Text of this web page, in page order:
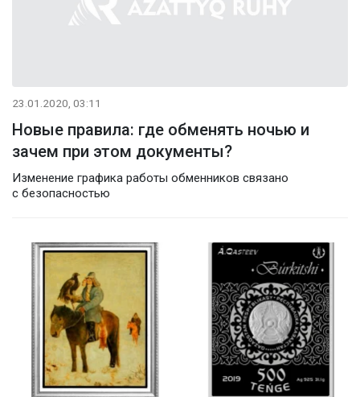
23.01.2020, 03:11
Новые правила: где обменять ночью и
зачем при этом документы?
Изменение графика работы обменников связано
с безопасностью